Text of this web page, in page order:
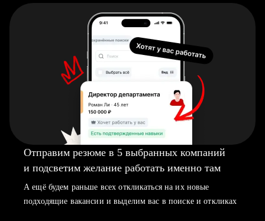
Отправим резюме в 5 выбранных компаний
и подсветим желание работать именно там
А ещё будем раньше всех откликаться на их новые
подходящие вакансии и выделим вас в поиске и откликах